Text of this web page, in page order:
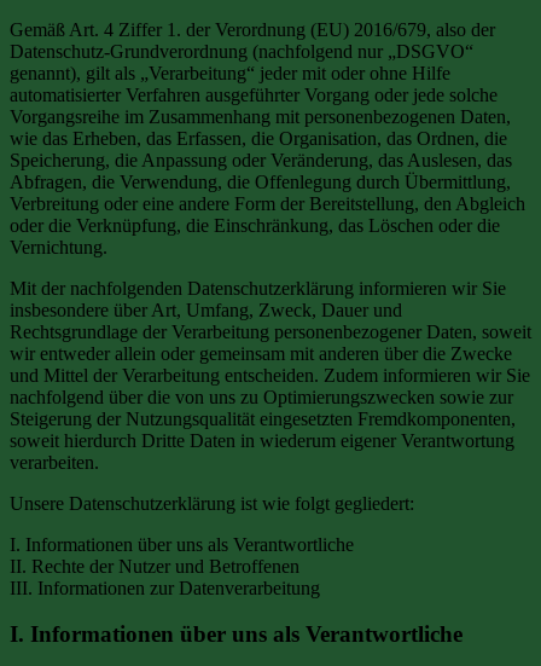
Gemäß Art. 4 Ziffer 1. der Verordnung (EU) 2016/679, also der
Datenschutz-Grundverordnung (nachfolgend nur „DSGVO“
genannt), gilt als „Verarbeitung“ jeder mit oder ohne Hilfe
automatisierter Verfahren ausgeführter Vorgang oder jede solche
Vorgangsreihe im Zusammenhang mit personenbezogenen Daten,
wie das Erheben, das Erfassen, die Organisation, das Ordnen, die
Speicherung, die Anpassung oder Veränderung, das Auslesen, das
Abfragen, die Verwendung, die Offenlegung durch Übermittlung,
Verbreitung oder eine andere Form der Bereitstellung, den Abgleich
oder die Verknüpfung, die Einschränkung, das Löschen oder die
Vernichtung.
Mit der nachfolgenden Datenschutzerklärung informieren wir Sie
insbesondere über Art, Umfang, Zweck, Dauer und
Rechtsgrundlage der Verarbeitung personenbezogener Daten, soweit
wir entweder allein oder gemeinsam mit anderen über die Zwecke
und Mittel der Verarbeitung entscheiden. Zudem informieren wir Sie
nachfolgend über die von uns zu Optimierungszwecken sowie zur
Steigerung der Nutzungsqualität eingesetzten Fremdkomponenten,
soweit hierdurch Dritte Daten in wiederum eigener Verantwortung
verarbeiten.
Unsere Datenschutzerklärung ist wie folgt gegliedert:
I. Informationen über uns als Verantwortliche
II. Rechte der Nutzer und Betroffenen
III. Informationen zur Datenverarbeitung
I. Informationen über uns als Verantwortliche